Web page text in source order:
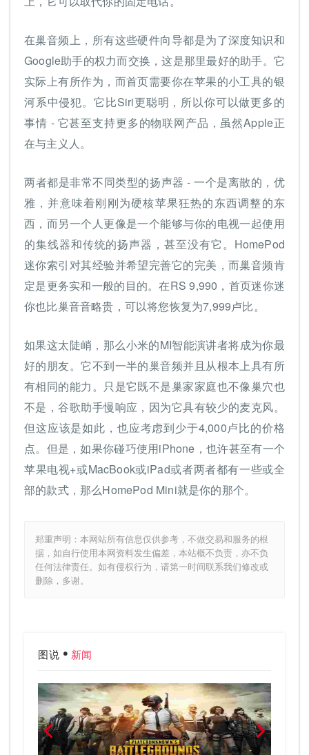
在巢音频上，所有这些硬件向导都是为了深度知识和
Google助手的权力而交换，这是那里最好的助手。它
实际上有所作为，而首页需要你在苹果的小工具的银
河系中侵犯。它比Siri更聪明，所以你可以做更多的
事情 - 它甚至支持更多的物联网产品，虽然Apple正
在与主义人。
两者都是非常不同类型的扬声器 - 一个是离散的，优
雅，并意味着刚刚为硬核苹果狂热的东西调整的东
西，而另一个人更像是一个能够与你的电视一起使用
的集线器和传统的扬声器，甚至没有它。HomePod
迷你索引对其经验并希望完善它的完美，而巢音频肯
定是更务实和一般的目的。在RS 9,990，首页迷你迷
你也比巢音音略贵，可以将您恢复为7,999卢比。
如果这太陡峭，那么小米的MI智能演讲者将成为你最
好的朋友。它不到一半的巢音频并且从根本上具有所
有相同的能力。只是它既不是巢家家庭也不像巢穴也
不是，谷歌助手慢响应，因为它具有较少的麦克风。
但这应该是如此，也应考虑到少于4,000卢比的价格
点。但是，如果你碰巧使用iPhone，也许甚至有一个
苹果电视+或MacBook或iPad或者两者都有一些或全
部的款式，那么HomePod Mini就是你的那个。
郑重声明：本网站所有信息仅供参考，不做交易和服务的根
据，如自行使用本网资料发生偏差，本站概不负责，亦不负
任何法律责任。如有侵权行为，请第一时间联系我们修改或
删除，多谢。
图说 新闻